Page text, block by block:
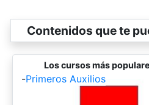
Contenidos que te
Los cursos más
-Primeros Auxilios